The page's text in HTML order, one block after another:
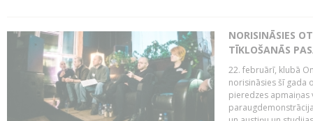
NORISINĀSIES
TĪKLOŠANĀS
22. februārī, klubā
norisināsies šī gada
pieredzes apmaiņas